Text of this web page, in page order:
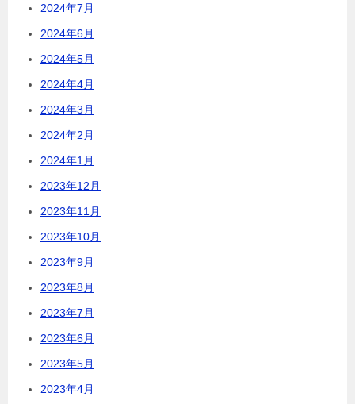
2024年7月
2024年6月
2024年5月
2024年4月
2024年3月
2024年2月
2024年1月
2023年12月
2023年11月
2023年10月
2023年9月
2023年8月
2023年7月
2023年6月
2023年5月
2023年4月